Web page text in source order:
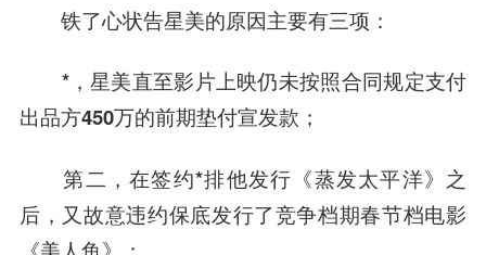
铁了心状告星美的原因主要有三项：
*，星美直至影片上映仍未按照合同规定支付
出品方450万的前期垫付宣发款；
第二，在签约*排他发行《蒸发太平洋》之
后，又故意违约保底发行了竞争档期春节档电影